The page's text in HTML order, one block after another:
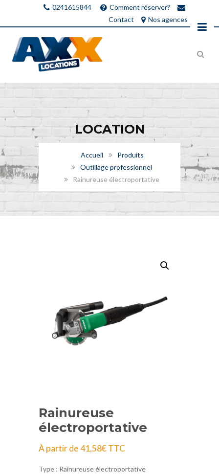
0241615844
Comment réserver?
Contact
Nos agences
LOCATION
Accueil
Produits
Outillage professionnel
Rainureuse électroportative
Rainureuse
électroportative
À partir de41,58€TTC
Type : Rainureuse électroportative